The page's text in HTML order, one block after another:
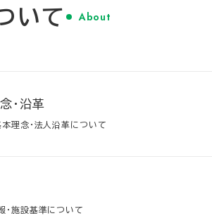
いて About
・沿革
本理念・法人沿革について
・施設基準について